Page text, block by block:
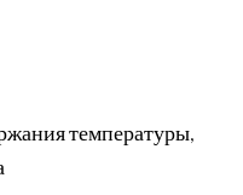
температуры,